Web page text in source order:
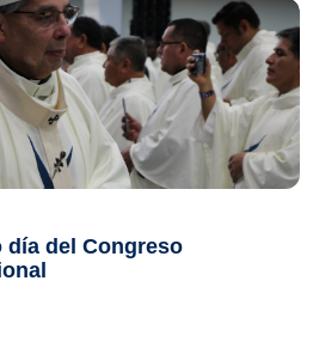
del Congreso